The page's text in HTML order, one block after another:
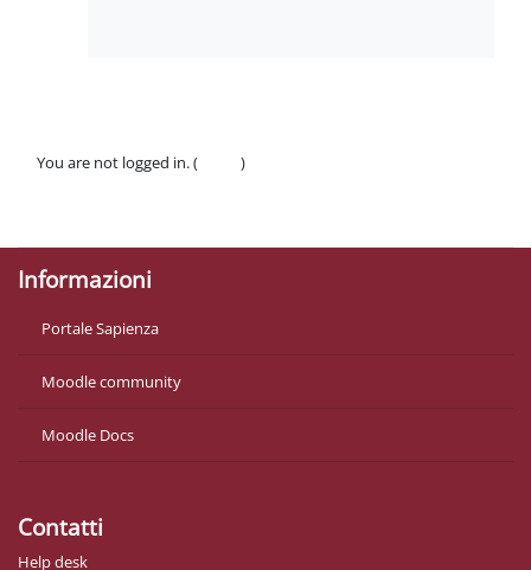
You are not logged in. (
)
Informazioni
Portale Sapienza
Moodle community
Moodle Docs
Contatti
Help desk